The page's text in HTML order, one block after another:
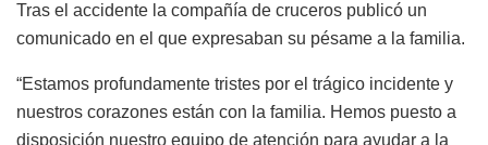
Tras el accidente la compañía de cruceros publicó un
comunicado en el que expresaban su pésame a la familia.
“Estamos profundamente tristes por el trágico incidente y
nuestros corazones están con la familia. Hemos puesto a
disposición nuestro equipo de atención para ayudar a la